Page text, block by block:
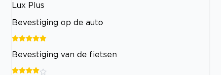
Lux Plus
Bevestiging op de auto
Bevestiging van de fietsen